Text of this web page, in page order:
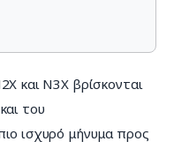
και N3X βρίσκονται
του
ισχυρό μήνυμα προς